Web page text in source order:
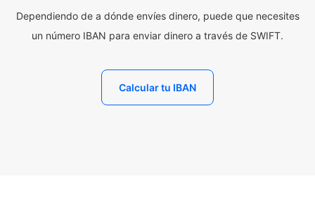
Dependiendo de a dónde envíes dinero, puede que necesites
un número IBAN para enviar dinero a través de SWIFT.
Calcular tu IBAN